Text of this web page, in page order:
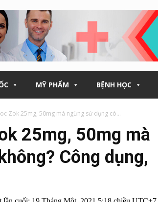
MỸ PHẨM BỆNH HỌC
Zok 25mg, 50mg mà ngừng sử dụng có...
25mg, 50mg mà
Công dụng,